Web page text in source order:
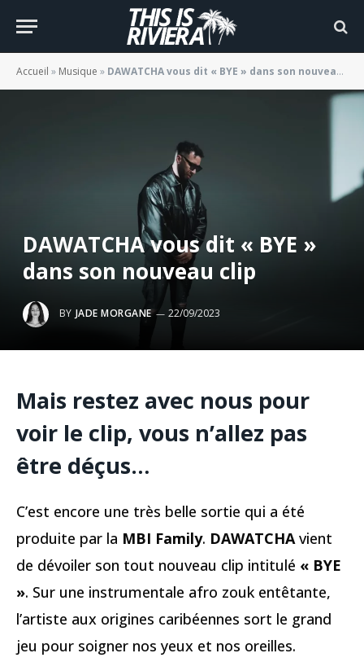
Accueil » Musique » DAWATCHA vous dit « BYE » dans son nouveau clip
DAWATCHA vous dit « BYE »
dans son nouveau clip
BY JADE MORGANE 22/09/2023
Mais restez avec nous pour
voir le clip, vous n’allez pas
être déçus…
C’est encore une très belle sortie qui a été
produite par la MBI Family. DAWATCHAvient
de dévoiler son tout nouveau clip intitulé « BYE
». Sur une instrumentale afro zouk entêtante,
l’artiste aux origines caribéennes sort le grand
jeu pour soigner nos yeux et nos oreilles.